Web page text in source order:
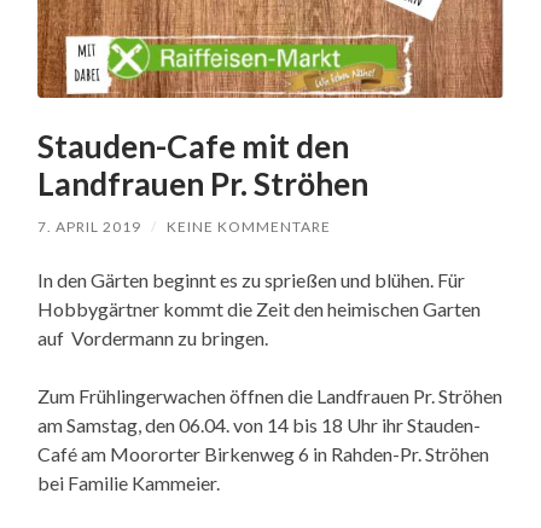
Stauden-Cafe mit den
Landfrauen Pr. Ströhen
7. APRIL 2019 / KEINE KOMMENTARE
In den Gärten beginnt es zu sprießen und blühen. Für
Hobbygärtner kommt die Zeit den heimischen Garten
auf Vordermann zu bringen.
Zum Frühlingerwachen öffnen die Landfrauen Pr. Ströhen
am Samstag, den 06.04. von 14 bis 18 Uhr ihr Stauden-
Café am Moororter Birkenweg 6 in Rahden-Pr. Ströhen
bei Familie Kammeier.